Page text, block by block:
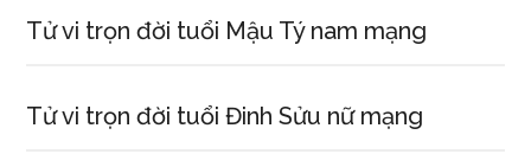
Tử vi trọn đời tuổi Mậu Tý nam mạng
Tử vi trọn đời tuổi Đinh Sửu nữ mạng